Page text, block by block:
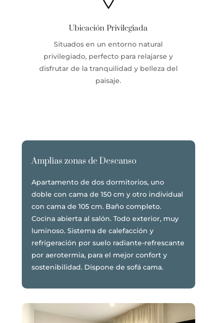
Ubicación Privilegiada
Situados en un entorno natural
privilegiado, perfecto para relajarse y
disfrutar de la tranquilidad y belleza del
paisaje.
Amplias zonas de Descanso
Apartamento de dos dormitorios, uno
doble con cama de 150 cm y otro individual
con cama de 105 cm. Baño completo.
Cocina abierta al salón. Todo exterior, muy
luminoso. Sistema de calefacción y
refrigeración por suelo radiante-refrescante
por aerotermia, para el mejor confort y
sostenibilidad. Dispone de sofá cama.